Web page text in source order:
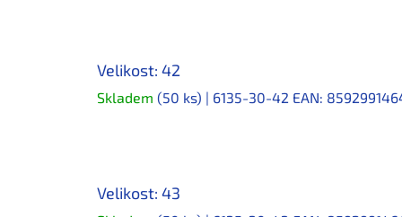
Velikost: 42
Skladem (50 ks) | 6135-30-42 EAN:
Velikost: 43